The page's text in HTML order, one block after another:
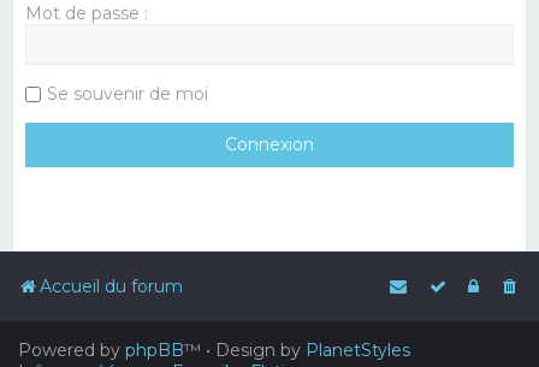
Mot de passe :
Se souvenir de moi
Accueil du forum
Powered by phpBB™ • Design by PlanetStyles